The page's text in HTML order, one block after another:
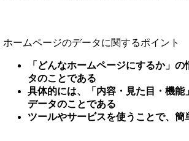
ホームページのデータに関するポイント
「どんなホームページにするか」
タのことである
具体的には、「内容・見た目・機能
データのことである
ツールやサービスを使うことで、簡